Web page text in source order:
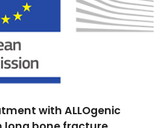
with ALLOgenic